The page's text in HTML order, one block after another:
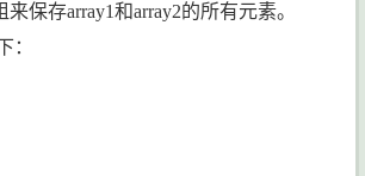
来保存array1和array2的所有元素。
：